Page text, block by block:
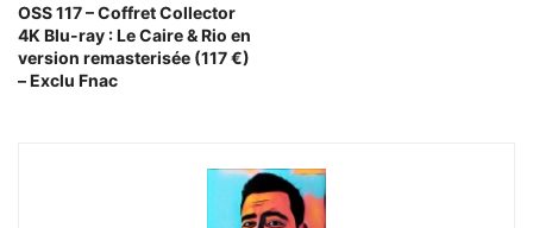
OSS 117 – Coffret Collector
4K Blu-ray : Le Caire & Rio en
version remasterisée (117 €)
– Exclu Fnac